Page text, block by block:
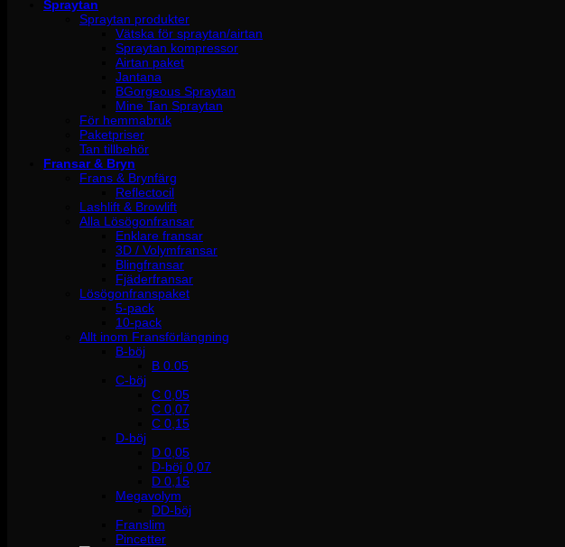
Spraytan
Spraytan produkter
Vätska för spraytan/airtan
Spraytan kompressor
Airtan paket
Jantana
BGorgeous Spraytan
Mine Tan Spraytan
För hemmabruk
Paketpriser
Tan tillbehör
Fransar & Bryn
Frans & Brynfärg
Reflectocil
Lashlift & Browlift
Alla Lösögonfransar
Enklare fransar
3D / Volymfransar
Blingfransar
Fjäderfransar
Lösögonfranspaket
5-pack
10-pack
Allt inom Fransförlängning
B-böj
B 0.05
C-böj
C 0,05
C 0,07
C 0,15
D-böj
D 0,05
D-böj 0,07
D 0,15
Megavolym
DD-böj
Franslim
Pincetter